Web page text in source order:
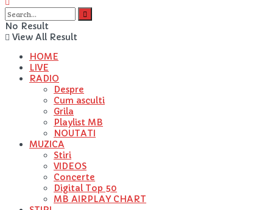
No Result
View All Result
HOME
LIVE
RADIO
Despre
Cum asculti
Grila
Playlist MB
NOUTATI
MUZICA
Stiri
VIDEOS
Concerte
Digital Top 50
MB AIRPLAY CHART